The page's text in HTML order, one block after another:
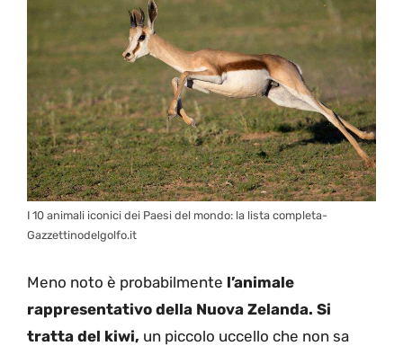
I 10 animali iconici dei Paesi del mondo: la lista completa-
Gazzettinodelgolfo.it
Meno noto è probabilmente l’animale
rappresentativo della Nuova Zelanda. Si
tratta del kiwi, un piccolo uccello che non sa